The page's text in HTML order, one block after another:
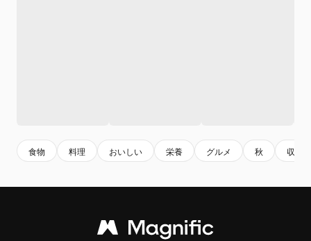
食物 料理 おいしい 栄養 グルメ 秋 収穫